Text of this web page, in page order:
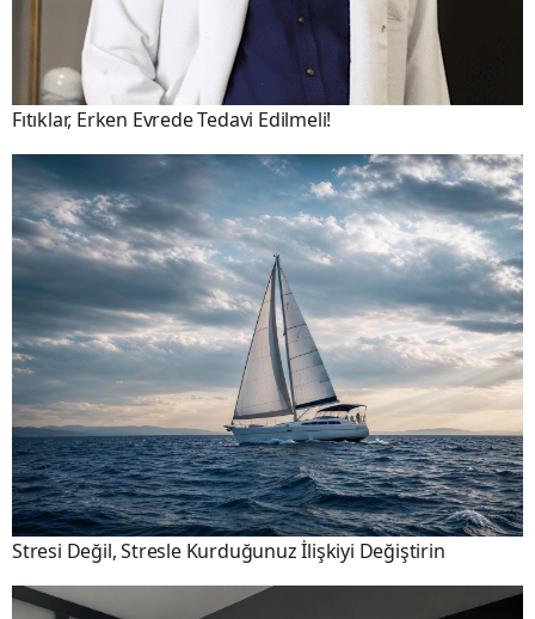
Fıtıklar, Erken Evrede Tedavi Edilmeli!
Stresi Değil, Stresle Kurduğunuz İlişkiyi Değiştirin